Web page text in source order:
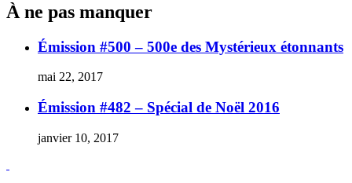
À ne pas manquer
Émission #500 – 500e des Mystérieux étonnants
mai 22, 2017
Émission #482 – Spécial de Noël 2016
janvier 10, 2017